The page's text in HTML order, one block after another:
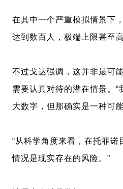
在其中一个严重模拟情景下
达到数百人，极端上限甚至
不过戈达强调，这并非最可
需要认真对待的潜在情景。
大数字，但那确实是一种可能
“从科学角度来看，在托菲诺
情况是现实存在的风险。”